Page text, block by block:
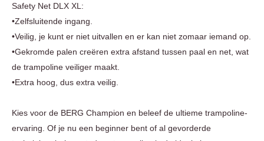
Safety Net DLX XL:
•Zelfsluitende ingang.
•Veilig, je kunt er niet uitvallen en er kan niet zomaar iemand op.
•Gekromde palen creëren extra afstand tussen paal en net, wat
de trampoline veiliger maakt.
•Extra hoog, dus extra veilig.
Kies voor de BERG Champion en beleef de ultieme trampoline-
ervaring. Of je nu een beginner bent of al gevorderde